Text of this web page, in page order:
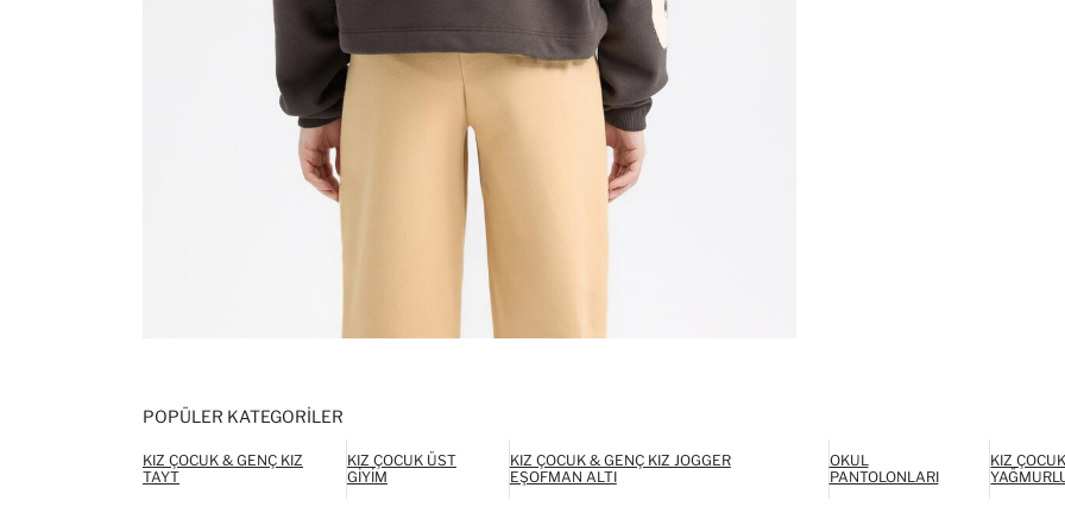
POPÜLER KATEGORILER
KIZ ÇOCUK & GENÇ KIZ
TAYT
KIZ ÇOCUK ÜST
GIYIM
KIZ ÇOCUK & GENÇ KIZ JOGGER
EŞOFMAN ALTI
OKUL
PANTOLONLARI
KIZ